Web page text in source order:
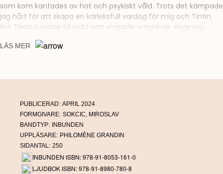
som kom kantades av hot och psykiskt våld. Trots det kämpade
jag hårt för att skapa en kärleksfull vardag för mig och Tintin.
När Tintin började bli rädd och vägrade umgänge slogs jag,
förgäves, för att Tintin skulle slippa träffa sin pappa. Inte ens
när Alexander misstänktes försöka kidnappa Tintin utomlands
Var det sista jag sa till Tintin innan han åkte.
Men det gick inte bra. Några timmar senare knackade polisen
på dörren. Alexander har gjort det oåterkalleliga. Han har tagit
livet av mitt barn.
Fallet Tintin fick stor uppmärksamhet våren 2023. I
skildrar Sanam Gharaee kampen för sin sons frihet. Boken
LÄS MER
PUBLICERAD: APRIL 2024
FORMGIVARE: SOKCIC, MIROSLAV
BANDTYP:
INBUNDEN
UPPLÄSARE: PHILOMÈNE GRANDIN
SIDANTAL: 250
INBUNDEN ISBN: 978-91-8053-161-0
LJUDBOK ISBN: 978-91-8980-780-8